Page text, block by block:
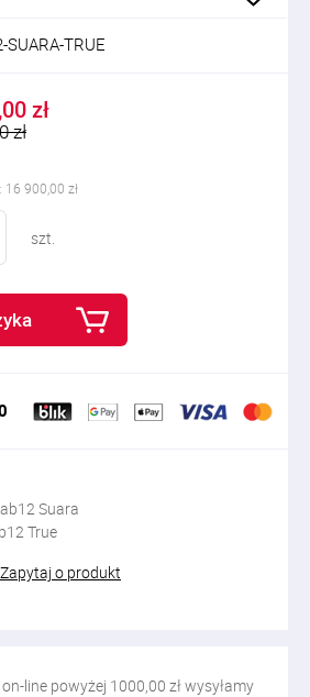
SUARA-TRUE
zł
zł
900,00 zł
szt.
Suara
True
Zapytaj o produkt
line powyżej 1000,00 zł wysyłamy